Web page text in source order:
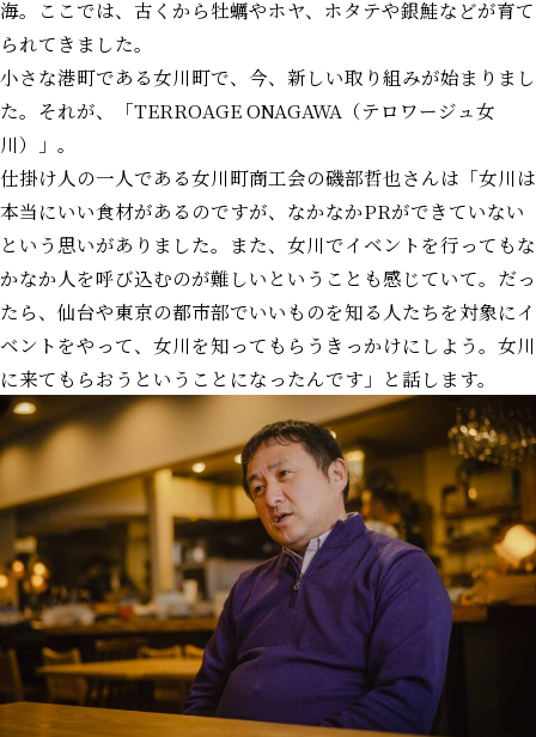
海。ここでは、古くから牡蠣やホヤ、ホタテや銀鮭などが育て
られてきました。
小さな港町である女川町で、今、新しい取り組みが始まりまし
た。それが、「TERROAGE ONAGAWA（テロワージュ女
川）」。
仕掛け人の一人である女川町商工会の磯部哲也さんは「女川は
本当にいい食材があるのですが、なかなかPRができていない
という思いがありました。また、女川でイベントを行ってもな
かなか人を呼び込むのが難しいということも感じていて。だっ
たら、仙台や東京の都市部でいいものを知る人たちを対象にイ
ベントをやって、女川を知ってもらうきっかけにしよう。女川
に来てもらおうということになったんです」と話します。